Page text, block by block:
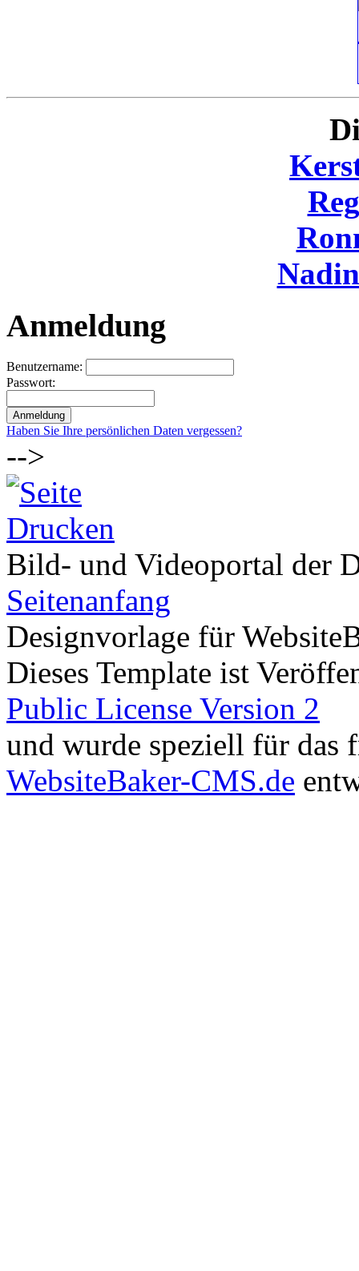
Anmeldung
Benutzername:
Passwort:
Haben Sie Ihre persönlichen Daten vergessen?
-->
Bild- und Videoportal der
Seitenanfang
Designvorlage für
Dieses Template ist
Public License Version 2
und wurde speziell für das
WebsiteBaker-CMS.de